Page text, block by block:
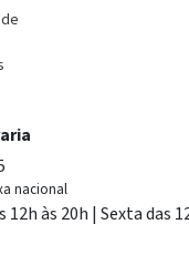
nacional
12h às 20h | Sexta das